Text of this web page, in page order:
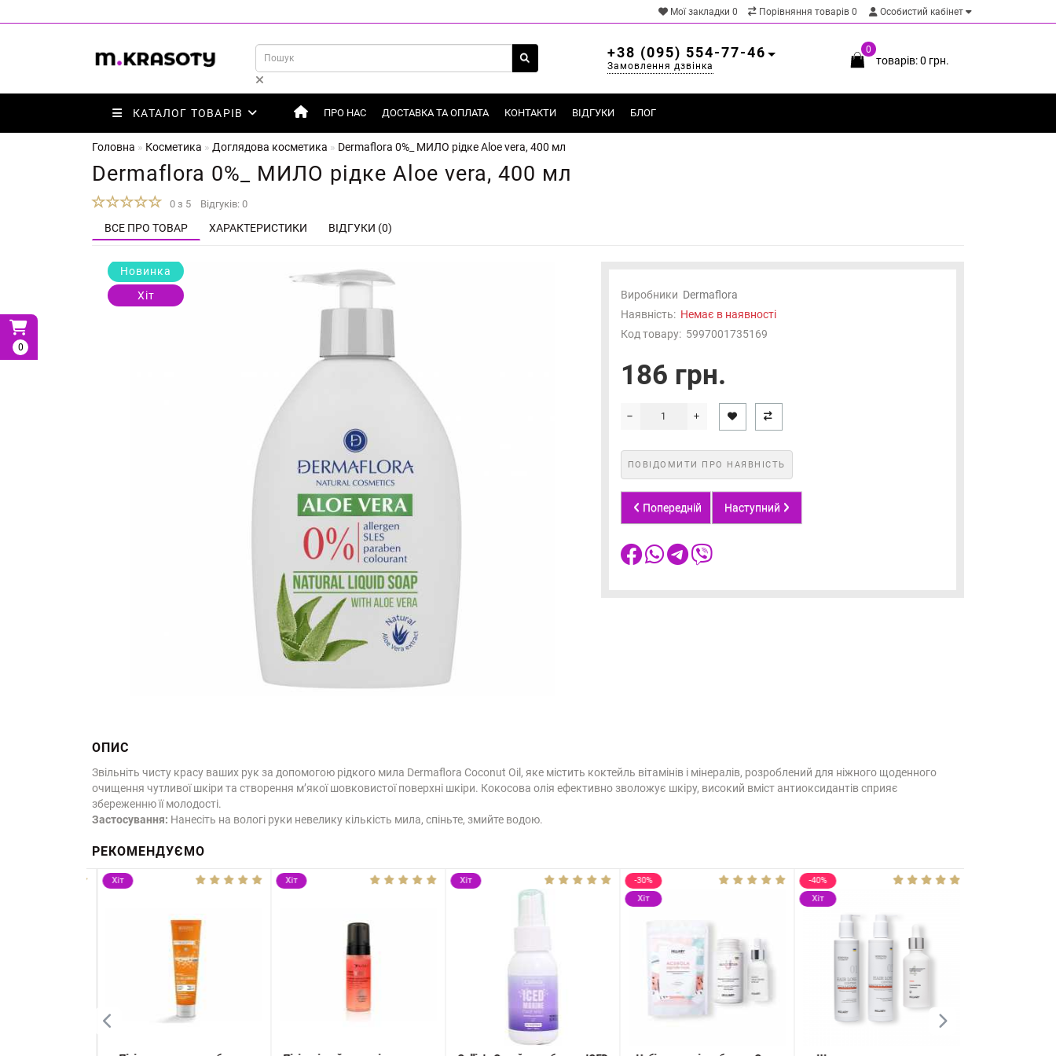
0
Мої закладки 0 Порівняння товарів 0 Особистий кабінет
0
товарів: 0 грн.
+38 (095) 554-77-46
Замовлення дзвінка
КАТАЛОГ ТОВАРІВ ПРО НАС ДОСТАВКА ТА ОПЛАТА КОНТАКТИ ВІДГУКИ БЛОГ
Головна Косметика Доглядова косметика Dermaflora 0%_ МИЛО рідке Aloe vera, 400 мл
Dermaflora 0%_ МИЛО рідке Aloe vera, 400 мл
0 з 5 Відгуків: 0
ВСЕ ПРО ТОВАР ХАРАКТЕРИСТИКИ ВІДГУКИ (0)
Новинка
Хіт
Виробники Dermaflora
Наявність: Немає в наявності
Код товару: 5997001735169
186 грн.
ПОВІДОМИТИ ПРО НАЯВНІСТЬ
Попередній Наступний
ОПИС
Звільніть чисту красу ваших рук за допомогою рідкого мила Dermaflora Coconut Oil, яке містить коктейль вітамінів і мінералів, розроблений для ніжного щоденного
очищення чутливої шкіри та створення м’якої шовковистої поверхні шкіри. Кокосова олія ефективно зволожує шкіру, високий вміст антиоксидантів сприяє
збереженню її молодості.
Застосування: Нанесіть на вологі руки невелику кількість мила, спіньте, змийте водою.
РЕКОМЕНДУЄМО
Хіт Хіт Хіт
-30%
Хіт
-40%
Хіт